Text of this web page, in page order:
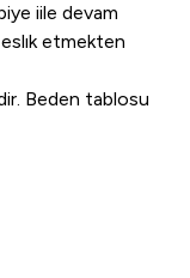
iile devam
etmekten
Beden tablosu